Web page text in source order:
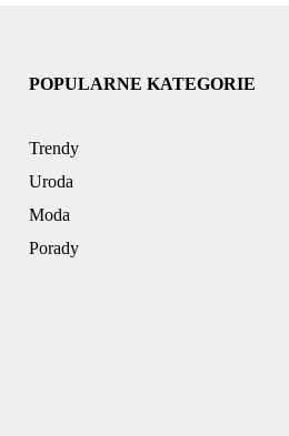
POPULARNE KATEGORIE
Trendy
Uroda
Moda
Porady